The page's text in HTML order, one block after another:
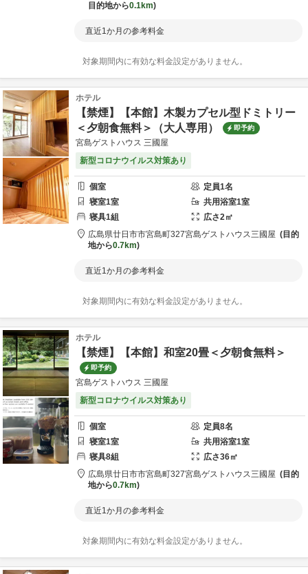
目的地から0.1km
直近1か月の参考料金
対象期間内に有効な料金設定がありません。
ホテル
【禁煙】【本館】木製カプセル型ドミトリー
＜夕朝食無料＞（大人専用）
即予約
宮島ゲストハウス 三國屋
新型コロナウイルス対策あり
個室 定員1名
寝室1室 共用浴室1室
寝具1組 広さ2㎡
広島県廿日市市宮島町327宮島ゲストハウス三國屋
目的
地から0.7km
直近1か月の参考料金
対象期間内に有効な料金設定がありません。
ホテル
【禁煙】【本館】和室20畳＜夕朝食無料＞
即予約
宮島ゲストハウス 三國屋
新型コロナウイルス対策あり
個室 定員8名
寝室1室 共用浴室1室
寝具8組 広さ36㎡
広島県廿日市市宮島町327宮島ゲストハウス三國屋
目的
地から0.7km
直近1か月の参考料金
対象期間内に有効な料金設定がありません。